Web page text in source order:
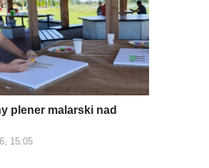
plener malarski nad
15:05